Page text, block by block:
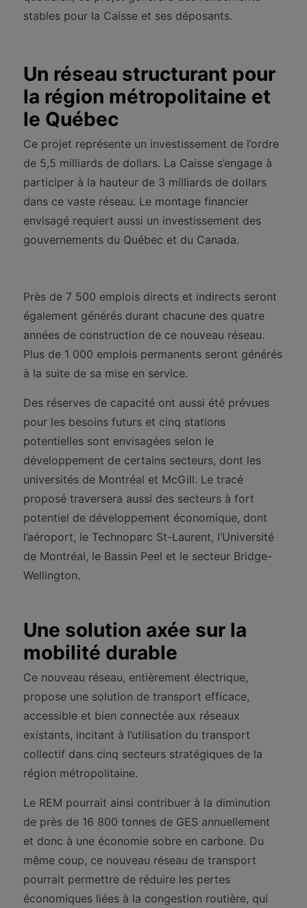
stables pour la Caisse et ses déposants.
Un réseau structurant pour
la région métropolitaine et
le Québec
Ce projet représente un investissement de l’ordre
de 5,5 milliards de dollars. La Caisse s’engage à
participer à la hauteur de 3 milliards de dollars
dans ce vaste réseau. Le montage financier
envisagé requiert aussi un investissement des
gouvernements du Québec et du Canada.
Près de 7 500 emplois directs et indirects seront
également générés durant chacune des quatre
années de construction de ce nouveau réseau.
Plus de 1 000 emplois permanents seront générés
à la suite de sa mise en service.
Des réserves de capacité ont aussi été prévues
pour les besoins futurs et cinq stations
potentielles sont envisagées selon le
développement de certains secteurs, dont les
universités de Montréal et McGill. Le tracé
proposé traversera aussi des secteurs à fort
potentiel de développement économique, dont
l’aéroport, le Technoparc St-Laurent, l’Université
de Montréal, le Bassin Peel et le secteur Bridge-
Wellington.
Une solution axée sur la
mobilité durable
Ce nouveau réseau, entièrement électrique,
propose une solution de transport efficace,
accessible et bien connectée aux réseaux
existants, incitant à l’utilisation du transport
collectif dans cinq secteurs stratégiques de la
région métropolitaine.
Le REM pourrait ainsi contribuer à la diminution
de près de 16 800 tonnes de GES annuellement
et donc à une économie sobre en carbone. Du
même coup, ce nouveau réseau de transport
pourrait permettre de réduire les pertes
économiques liées à la congestion routière, qui